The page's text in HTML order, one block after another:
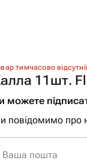
тимчасово
11шт. Fl
можете
повідомимо про
Ваша пошта